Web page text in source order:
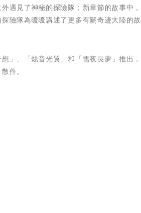
遇見了神秘的探險隊；新章節的故事中
險隊為暖暖講述了更多有關奇迹大陸的
」、「炫音光翼」和「雪夜長夢」推出
件。